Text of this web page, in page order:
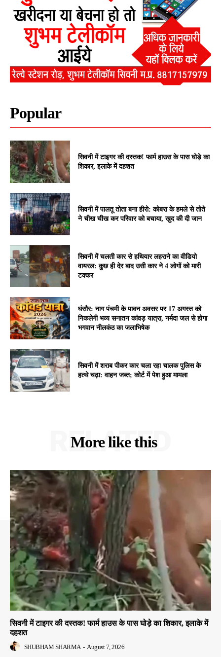
Popular
सिवनी में टाइगर की दस्तक! फार्म हाउस के पास घोड़े का
शिकार, इलाके में दहशत
सिवनी में पालतू तोता बना हीरो: कोबरा के हमले से तोते
ने चीख चीख कर परिवार को बचाया, खुद की दी जान
सिवनी में चलती कार से हथियार लहराने का वीडियो
वायरल: कुछ ही देर बाद उसी कार ने 4 लोगों को मारी
टक्कर
घंसौर: नाग पंचमी के पावन अवसर पर 17 अगस्त को
निकलेगी भव्य सनातन कांवड़ यात्रा, नर्मदा जल से होगा
भगवान नीलकंठ का जलाभिषेक
सिवनी में शराब पीकर कार चला रहा चालक पुलिस के
हत्थे चढ़ा: वाहन जब्त; कोर्ट में पेश हुआ मामला
More like this
RELATED
सिवनी में टाइगर की दस्तक! फार्म हाउस के पास घोड़े का शिकार, इलाके में
दहशत
SHUBHAM SHARMA - August 7, 2026